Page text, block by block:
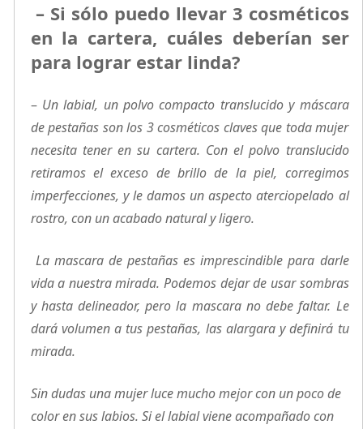
– Si sólo puedo llevar 3 cosméticos
en la cartera, cuáles deberían ser
para lograr estar linda?
– Un labial, un polvo compacto translucido y máscara
de pestañas son los 3 cosméticos claves que toda mujer
necesita tener en su cartera. Con el polvo translucido
retiramos el exceso de brillo de la piel, corregimos
imperfecciones, y le damos un aspecto aterciopelado al
rostro, con un acabado natural y ligero.
La mascara de pestañas es imprescindible para darle
vida a nuestra mirada. Podemos dejar de usar sombras
y hasta delineador, pero la mascara no debe faltar. Le
dará volumen a tus pestañas, las alargara y definirá tu
mirada.
Sin dudas una mujer luce mucho mejor con un poco de
color en sus labios. Si el labial viene acompañado con